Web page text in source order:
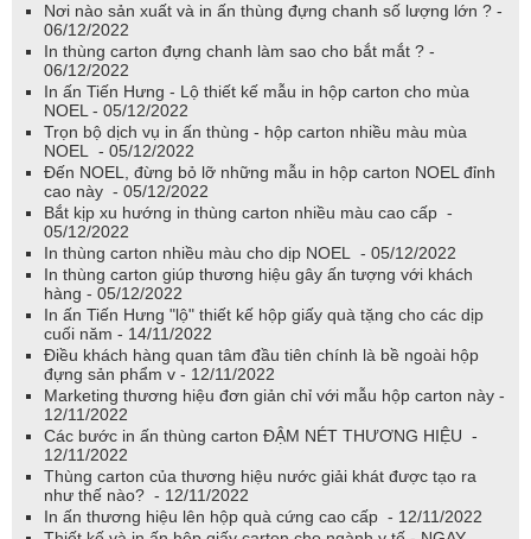
Nơi nào sản xuất và in ấn thùng đựng chanh số lượng lớn ? -
06/12/2022
In thùng carton đựng chanh làm sao cho bắt mắt ? -
06/12/2022
In ấn Tiến Hưng - Lộ thiết kế mẫu in hộp carton cho mùa
NOEL - 05/12/2022
Trọn bộ dịch vụ in ấn thùng - hộp carton nhiều màu mùa
NOEL - 05/12/2022
Đến NOEL, đừng bỏ lỡ những mẫu in hộp carton NOEL đỉnh
cao này - 05/12/2022
Bắt kịp xu hướng in thùng carton nhiều màu cao cấp -
05/12/2022
In thùng carton nhiều màu cho dịp NOEL - 05/12/2022
In thùng carton giúp thương hiệu gây ấn tượng với khách
hàng - 05/12/2022
In ấn Tiến Hưng "lộ" thiết kế hộp giấy quà tặng cho các dịp
cuối năm - 14/11/2022
Điều khách hàng quan tâm đầu tiên chính là bề ngoài hộp
đựng sản phẩm v - 12/11/2022
Marketing thương hiệu đơn giản chỉ với mẫu hộp carton này -
12/11/2022
Các bước in ấn thùng carton ĐẬM NÉT THƯƠNG HIỆU -
12/11/2022
Thùng carton của thương hiệu nước giải khát được tạo ra
như thế nào? - 12/11/2022
In ấn thương hiệu lên hộp quà cứng cao cấp - 12/11/2022